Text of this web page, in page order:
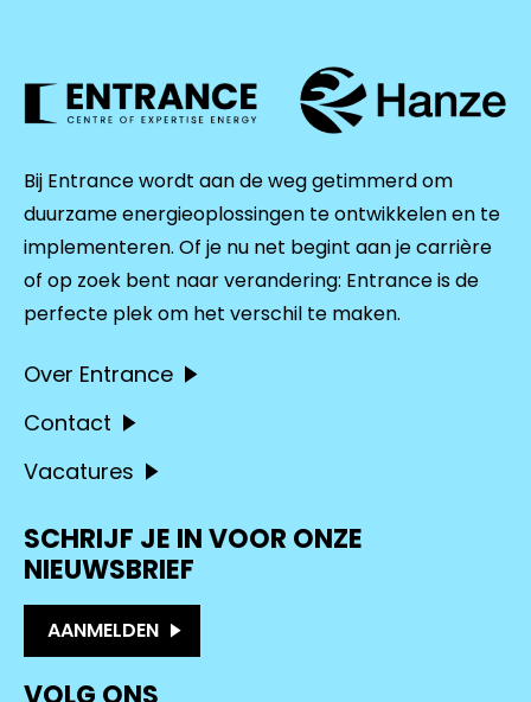
Bij Entrance wordt aan de weg getimmerd om
duurzame energieoplossingen te ontwikkelen en te
implementeren. Of je nu net begint aan je carrière
of op zoek bent naar verandering: Entrance is de
perfecte plek om het verschil te maken.
Over Entrance
Contact
Vacatures
SCHRIJF JE IN VOOR ONZE
NIEUWSBRIEF
AANMELDEN